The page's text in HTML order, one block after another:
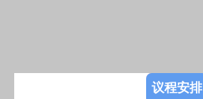
议程安排